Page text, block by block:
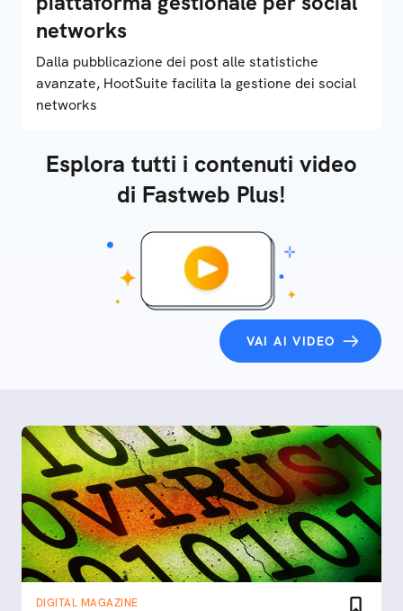
networks
Dalla pubblicazione dei post alle statistiche
avanzate, HootSuite facilita la gestione dei social
networks
Esplora tutti i contenuti video
di Fastweb Plus!
VAI AI VIDEO
DIGITAL MAGAZINE